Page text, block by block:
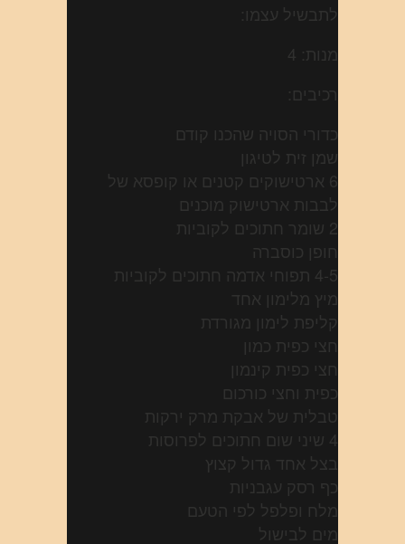
לתבשיל עצמו:
מנות: 4
רכיבים:
כדורי הסויה שהכנו קודם
שמן זית לטיגון
6 ארטישוקים קטנים או קופסא של
לבבות ארטישוק מוכנים
2 שומר חתוכים לקוביות
חופן כוסברה
4-5 תפוחי אדמה חתוכים לקוביות
מיץ מלימון אחד
קליפת לימון מגורדת
חצי כפית כמון
חצי כפית קינמון
כפית וחצי כורכום
טבלית של אבקת מרק ירקות
4 שיני שום חתוכים לפרוסות
בצל אחד גדול קצוץ
כף רסק עגבניות
מלח ופלפל לפי הטעם
מים לבישול